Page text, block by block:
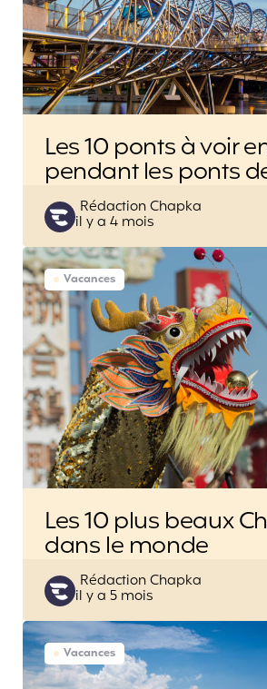
Les 10 ponts à voir
pendant les ponts
Posted
by
Rédaction Chapka
il y a 4 mois
Vacances
Les 10 plus beaux
dans le monde
Posted
by
Rédaction Chapka
il y a 5 mois
Vacances